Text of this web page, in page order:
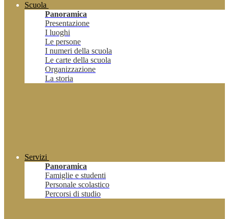
Scuola
Panoramica
Presentazione
I luoghi
Le persone
I numeri della scuola
Le carte della scuola
Organizzazione
La storia
Servizi
Panoramica
Famiglie e studenti
Personale scolastico
Percorsi di studio